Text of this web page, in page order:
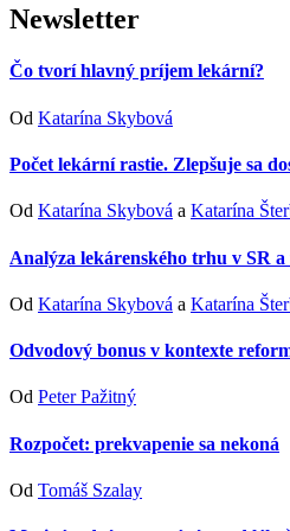
Newsletter
Čo tvorí hlavný príjem lekární?
Od Katarína Skybová
Počet lekární rastie. Zlepšuje sa
Od Katarína Skybová a Katarína
Analýza lekárenského trhu v SR a
Od Katarína Skybová a Katarína
Odvodový bonus v kontexte
Od Peter Pažitný
Rozpočet: prekvapenie sa nekoná
Od Tomáš Szalay